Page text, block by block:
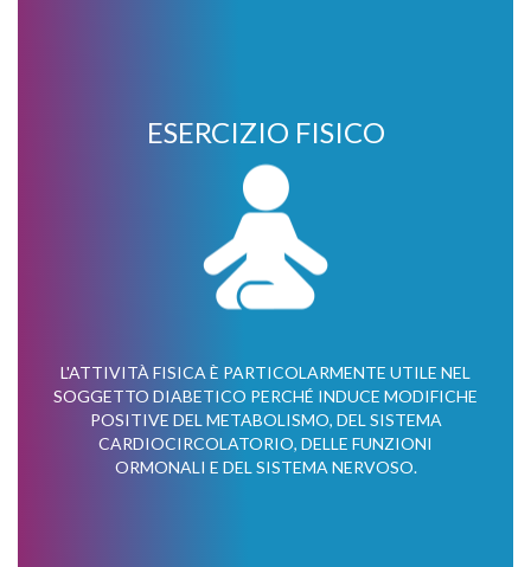
ESERCIZIO FISICO
L'ATTIVITÀ FISICA È PARTICOLARMENTE UTILE NEL
SOGGETTO DIABETICO PERCHÉ INDUCE MODIFICHE
POSITIVE DEL METABOLISMO, DEL SISTEMA
CARDIOCIRCOLATORIO, DELLE FUNZIONI
ORMONALI E DEL SISTEMA NERVOSO.